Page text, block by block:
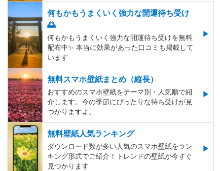
何もかもうまくいく強力な開運待ち受け
🌅
何もかもうまくいく強力な開運待ち受けを無料
配布中✨️ 本当に効果があった口コミも掲載して
います
無料スマホ壁紙まとめ（縦長）
おすすめのスマホ壁紙をテーマ別・人気順で紹
介します。今の季節にぴったりな待ち受けが見
つかりますよ。
無料壁紙人気ランキング
ダウンロード数が多い人気のスマホ壁紙をラン
キング形式でご紹介！トレンドの壁紙が今すぐ
見つかります